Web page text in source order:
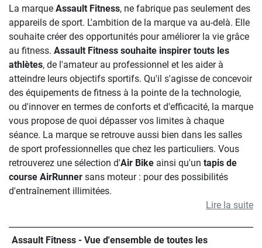
La marque Assault Fitness, ne fabrique pas seulement des
appareils de sport. L'ambition de la marque va au-delà. Elle
souhaite créer des opportunités pour améliorer la vie grâce
au fitness. Assault Fitness souhaite inspirer touts les
athlètes, de l'amateur au professionnel et les aider à
atteindre leurs objectifs sportifs. Qu'il s'agisse de concevoir
des équipements de fitness à la pointe de la technologie,
ou d'innover en termes de conforts et d'efficacité, la marque
vous propose de quoi dépasser vos limites à chaque
séance. La marque se retrouve aussi bien dans les salles
de sport professionnelles que chez les particuliers. Vous
retrouverez une sélection d'Air Bike ainsi qu'un tapis de
course AirRunner sans moteur : pour des possibilités
d'entraînement illimitées.
Lire la suite
Assault Fitness - Vue d'ensemble de toutes les